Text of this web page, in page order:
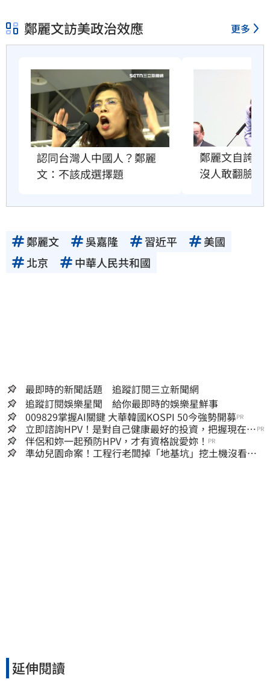
鄭麗文訪美政治效應 更多
認同台灣人中國人？鄭麗
文：不該成選擇題
鄭麗文自誇很
沒人敢翻臉原
鄭麗文 吳嘉隆 習近平
美國
北京
中華人民共和國
最即時的新聞話題 追蹤訂閱三立新聞網
追蹤訂閱娛樂星聞 給你最即時的娛樂星鮮事
009829掌握AI關鍵 大華韓國KOSPI 50今強勢開募PR
立即諮詢HPV！是對自己健康最好的投資，把握現在不
嫌晚！
PR
伴侶和妳一起預防HPV，才有資格說愛妳！ PR
準幼兒園命案！工程行老闆掉「地基坑」挖土機沒看
延伸閱讀